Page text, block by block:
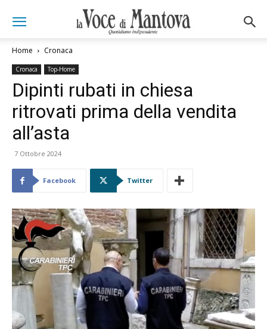
Home Cronaca
Cronaca Top-Home
Dipinti rubati in chiesa
ritrovati prima della vendita
all’asta
7 Ottobre 2024
Facebook Twitter